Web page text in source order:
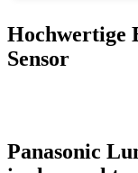
Hochwertige
Sensor
Panasonic